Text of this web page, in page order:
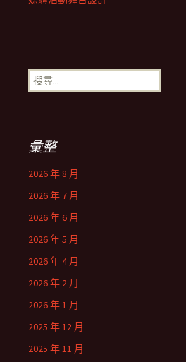
搜
尋
彙整
2026 年 8 月
2026 年 7 月
2026 年 6 月
2026 年 5 月
2026 年 4 月
2026 年 2 月
2026 年 1 月
2025 年 12 月
2025 年 11 月